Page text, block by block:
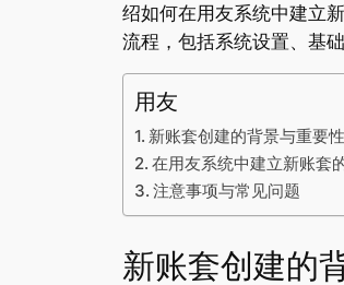
绍如何在用友系统中建立
流程，包括系统设置、基
用友
新账套创建的背景与重要性
在用友系统中建立新账套
注意事项与常见问题
新账套创建的